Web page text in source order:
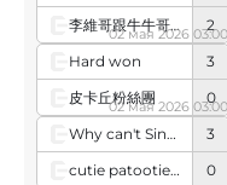
李維哥跟牛牛哥浪漫約會
2
Hard won
3
皮卡丘粉絲團
0
02 мая 2026 03:00
Why can't Singapore
3
cutie patooties😋
0
02 мая 2026 03:00